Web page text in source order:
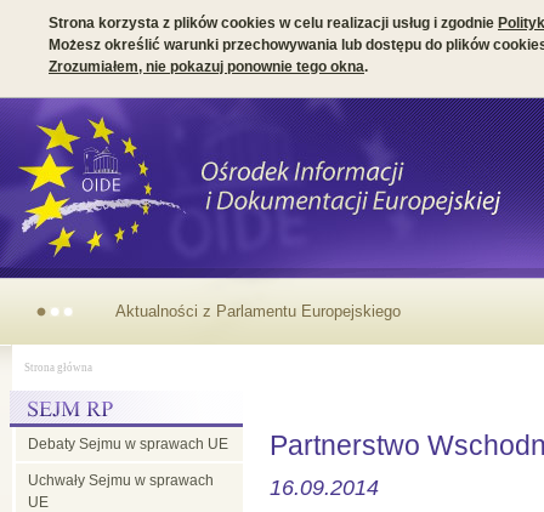
Strona korzysta z plików cookies w celu realizacji usług i zgodnie
Możesz określić warunki przechowywania lub dostępu do plików
Zrozumiałem, nie pokazuj ponownie tego okna.
Aktualności z
Europejskiego
Strona główna
Debaty Sejmu w sprawach UE
Uchwały Sejmu w sprawach
UE
Partnerstwo
16.09.2014